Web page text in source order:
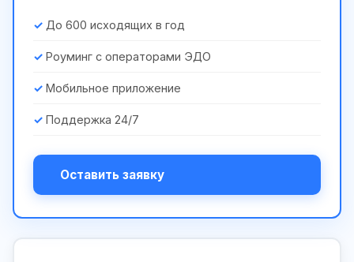
До 600 исходящих в год
Роуминг с операторами ЭДО
Мобильное приложение
Поддержка 24/7
Оставить заявку